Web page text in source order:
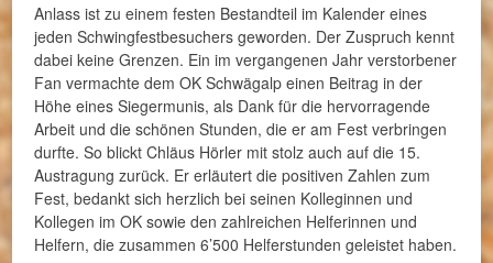
Anlass ist zu einem festen Bestandteil im Kalender eines
jeden Schwingfestbesuchers geworden. Der Zuspruch kennt
dabei keine Grenzen. Ein im vergangenen Jahr verstorbener
Fan vermachte dem OK Schwägalp einen Beitrag in der
Höhe eines Siegermunis, als Dank für die hervorragende
Arbeit und die schönen Stunden, die er am Fest verbringen
durfte. So blickt Chläus Hörler mit stolz auch auf die 15.
Austragung zurück. Er erläutert die positiven Zahlen zum
Fest, bedankt sich herzlich bei seinen Kolleginnen und
Kollegen im OK sowie den zahlreichen Helferinnen und
Helfern, die zusammen 6’500 Helferstunden geleistet haben.